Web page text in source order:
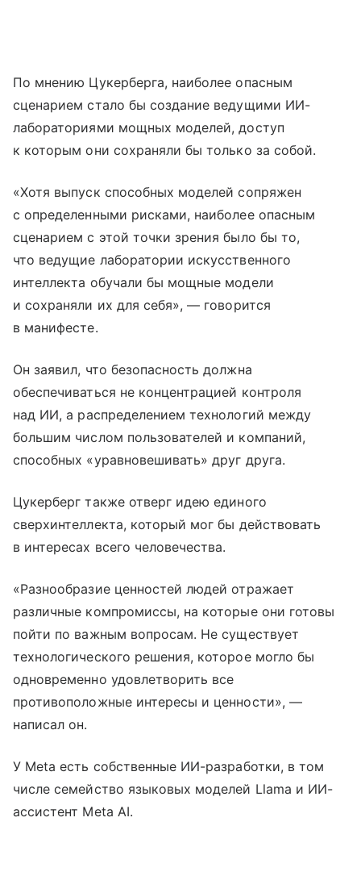
По мнению Цукерберга, наиболее опасным
сценарием стало бы создание ведущими ИИ-
лабораториями мощных моделей, доступ
к которым они сохраняли бы только за собой.
«Хотя выпуск способных моделей сопряжен
с определенными рисками, наиболее опасным
сценарием с этой точки зрения было бы то,
что ведущие лаборатории искусственного
интеллекта обучали бы мощные модели
и сохраняли их для себя», — говорится
в манифесте.
Он заявил, что безопасность должна
обеспечиваться не концентрацией контроля
над ИИ, а распределением технологий между
большим числом пользователей и компаний,
способных «уравновешивать» друг друга.
Цукерберг также отверг идею единого
сверхинтеллекта, который мог бы действовать
в интересах всего человечества.
«Разнообразие ценностей людей отражает
различные компромиссы, на которые они готовы
пойти по важным вопросам. Не существует
технологического решения, которое могло бы
одновременно удовлетворить все
противоположные интересы и ценности», —
написал он.
У Meta есть собственные ИИ-разработки, в том
числе семейство языковых моделей Llama и ИИ-
ассистент Meta AI.